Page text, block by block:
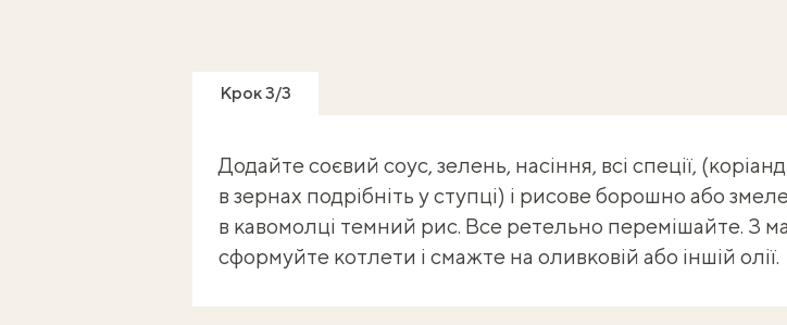
Крок 3/3
Додайте соєвий соус, зелень, насіння, всі спеції,
в зернах подрібніть у ступці) і рисове борошно або
в кавомолці темний рис. Все ретельно перемішайте. З
сформуйте котлети і смажте на оливковій або іншій олії.